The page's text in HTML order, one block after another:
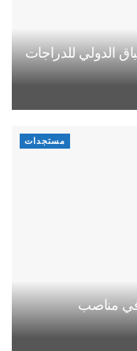
الدولي للدراجات
مستجدات
مناصب